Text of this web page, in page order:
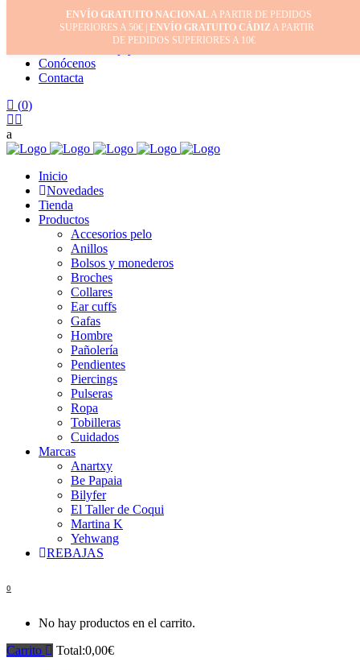
Inicio
Mi cuenta
Conócenos
Contacta
(0)
Inicio
Novedades
Tienda
Productos
Accesorios pelo
Anillos
Bolsos y monederos
Broches
Collares
Ear cuffs
Gafas
Hombre
Pañolería
Pendientes
Piercings
Pulseras
Ropa
Tobilleras
Cuidados
Marcas
Anartxy
Be Papaia
Bilyfer
El Taller de Coqui
Martina K
Yehwang
REBAJAS
0
No hay productos en el carrito.
Carrito
Total:0,00€
ENVÍO GRATUITO NACIONALA PARTIR DE PEDIDOS
SUPERIORES A 50€ | ENVÍO GRATUITO CÁDIZA PARTIR
DE PEDIDOS SUPERIORES A 10€